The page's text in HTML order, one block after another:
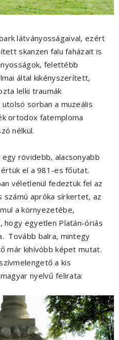
látványosságaival, ezért
skanzen falu faházait is
felettébb
által kikényszerített,
lelki traumák
sorban a muzeális
ortodox fatemploma
nélkül.
rövidebb, alacsonyabb
el a 981-es főutat.
véletlenül fedeztük fel az
apróka sírkertet, az
a környezetébe,
hogy egyetlen Platán-óriás
Tovább balra, mintegy
már kihívóbb képet mutat.
a kis
nyelvű felirata: